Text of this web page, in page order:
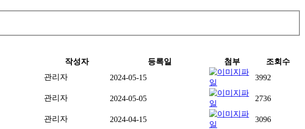
작성자 등록일 첨부
조회수
관리자 2024-05-15 3992
관리자 2024-05-05 2736
관리자 2024-04-15 3096